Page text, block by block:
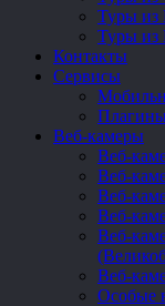
Туры из
Туры из
Контакты
Сервисы
Плагины
Веб-камеры
Веб-
Веб-
Веб-
Веб-
Веб-
Веб-
Особые